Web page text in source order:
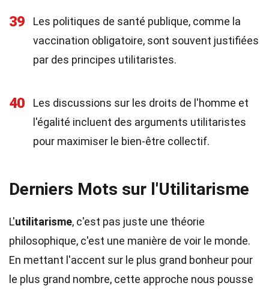
39
Les politiques de santé publique, comme la
vaccination obligatoire, sont souvent justifiées
par des principes utilitaristes.
40
Les discussions sur les droits de l'homme et
l'égalité incluent des arguments utilitaristes
pour maximiser le bien-être collectif.
Derniers Mots sur l'Utilitarisme
L'utilitarisme, c'est pas juste une théorie
philosophique, c'est une manière de voir le monde.
En mettant l'accent sur le plus grand bonheur pour
le plus grand nombre, cette approche nous pousse